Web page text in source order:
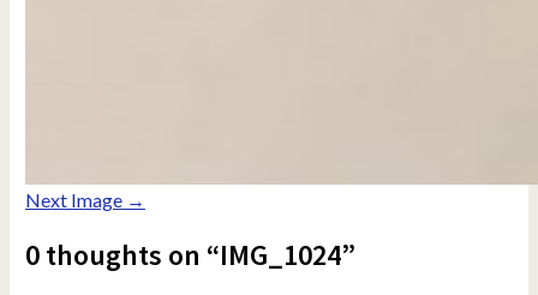
Next Image →
0 thoughts on “IMG_1024”